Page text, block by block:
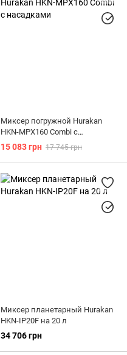
Миксер погружной Hurakan
HKN-MPX160 Combi с
насадками
15 083 грн 17 745 грн
Миксер планетарный Hurakan
HKN-IP20F на 20 л
34 706 грн